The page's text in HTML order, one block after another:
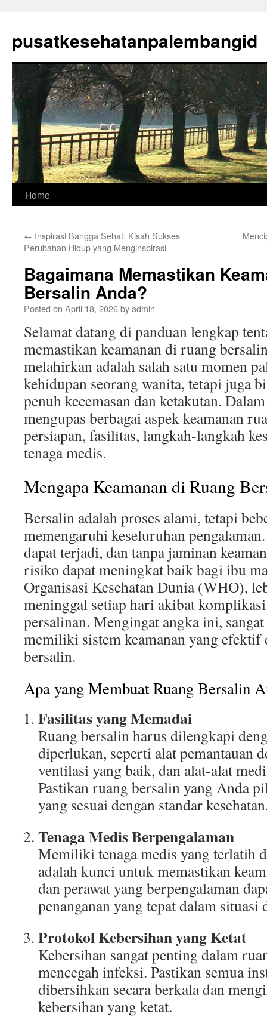
content
pusatkesehatanpalembangid
Home
← Inspirasi Bangga Sehat: Kisah Sukses
Perubahan Hidup yang Menginspirasi
Bagaimana Memastikan
Bersalin Anda?
Posted on April 18, 2026byadmin
Selamat datang di panduan lengkap
memastikan keamanan di ruang
melahirkan adalah salah satu momen
kehidupan seorang wanita, tetapi juga
penuh kecemasan dan ketakutan.
mengupas berbagai aspek keamanan
persiapan, fasilitas, langkah-langkah
tenaga medis.
Mengapa Keamanan di Ruang
Bersalin adalah proses alami, tetapi
memengaruhi keseluruhan
dapat terjadi, dan tanpa jaminan
risiko dapat meningkat baik bagi ibu
Organisasi Kesehatan Dunia (WHO),
meninggal setiap hari akibat
persalinan. Mengingat angka ini,
memiliki sistem keamanan yang efektif
bersalin.
Apa yang Membuat Ruang Bersalin
Fasilitas yang Memadai
Ruang bersalin harus dilengkapi
diperlukan, seperti alat pemantauan
ventilasi yang baik, dan alat-alat
Pastikan ruang bersalin yang Anda
yang sesuai dengan standar
Tenaga Medis Berpengalaman
Memiliki tenaga medis yang terlatih
adalah kunci untuk memastikan
dan perawat yang berpengalaman
penanganan yang tepat dalam situasi
Protokol Kebersihan yang Ketat
Kebersihan sangat penting dalam
mencegah infeksi. Pastikan semua
dibersihkan secara berkala dan
kebersihan yang ketat.